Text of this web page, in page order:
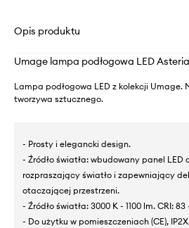
Opis produktu
Umage lampa podłogowa LED
Lampa podłogowa LED z kolekcji Umage.
tworzywa sztucznego.
- Prosty i elegancki design.
- Źródło światła: wbudowany panel LED
rozpraszający światło i zapewniający
otaczającej przestrzeni.
- Źródło światła: 3000 K - 1100 lm. CRI:
- Do użytku w pomieszczeniach (CE),